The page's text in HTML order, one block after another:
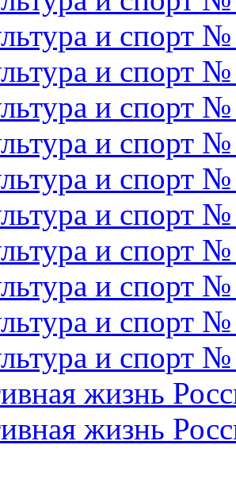
и спорт
и спорт
и спорт
и спорт
и спорт
и спорт
и спорт
и спорт
и спорт
и спорт
жизнь
жизнь